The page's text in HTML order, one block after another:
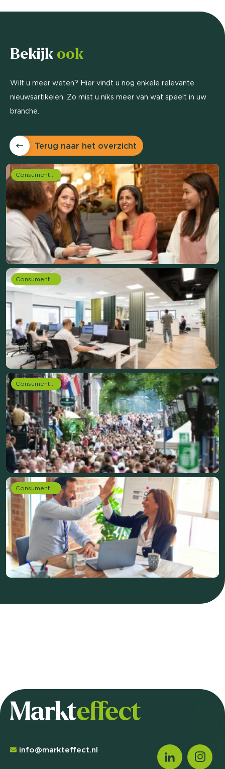
Bekijk ook
Wilt u meer weten? Hier vindt u nog enkele relevante
nieuwsartikelen. Zo mist u niks meer van wat speelt in uw
branche.
Terug naar het overzicht
info@markteffect.nl